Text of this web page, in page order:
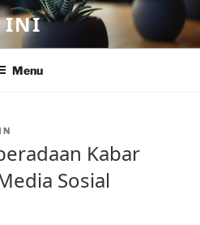
INI
Menu
Kabar
Sosial